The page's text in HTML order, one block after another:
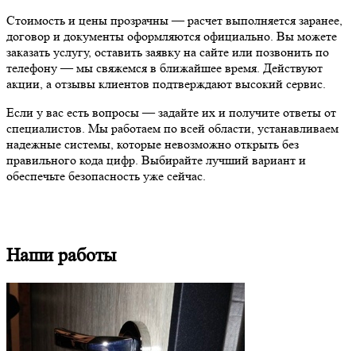
Стоимость и цены прозрачны — расчет выполняется заранее,
договор и документы оформляются официально. Вы можете
заказать услугу, оставить заявку на сайте или позвонить по
телефону — мы свяжемся в ближайшее время. Действуют
акции, а отзывы клиентов подтверждают высокий сервис.
Если у вас есть вопросы — задайте их и получите ответы от
специалистов. Мы работаем по всей области, устанавливаем
надежные системы, которые невозможно открыть без
правильного кода цифр. Выбирайте лучший вариант и
обеспечьте безопасность уже сейчас.
Наши работы